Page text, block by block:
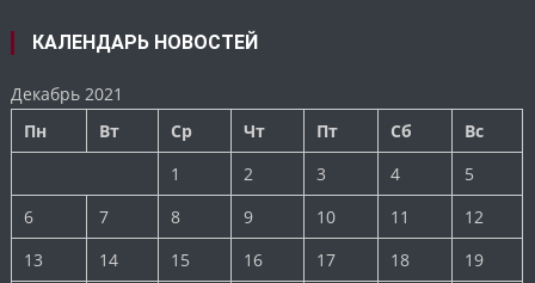
КАЛЕНДАРЬ НОВОСТЕЙ
Декабрь 2021
Пн
Вт Ср Чт Пт Сб
Вс
1
2 3 4
5
6
7 8 9 10 11
12
13
14 15 16 17 18 19